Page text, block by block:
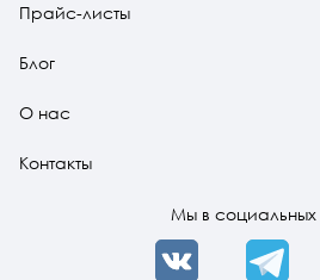
Прайс-листы
Блог
О нас
Контакты
Мы в социальных
VK Telegram